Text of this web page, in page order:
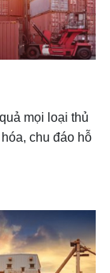
mọi loại thủ
chu đáo hỗ